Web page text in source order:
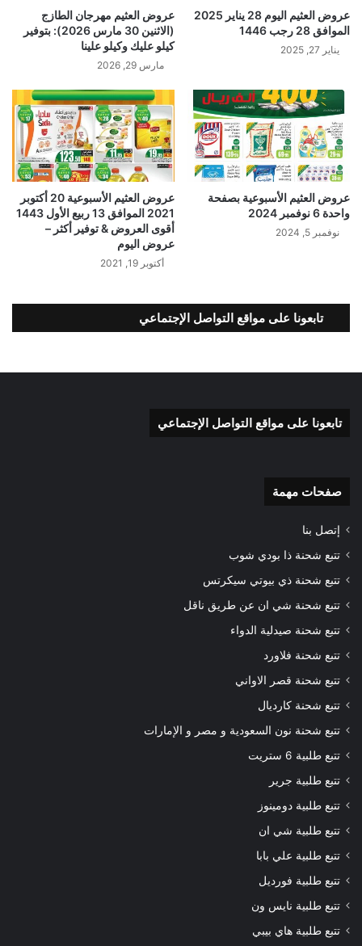
عروض العثيم اليوم 28 يناير 2025
الموافق 28 رجب 1446
يناير 27, 2025
عروض العثيم مهرجان الطازج
(الاثنين 30 مارس 2026): بتوفير
كيلو عليك وكيلو علينا
مارس 29, 2026
عروض العثيم الأسبوعية بصفحة
واحدة 6 نوفمبر 2024
نوفمبر 5, 2024
عروض العثيم الأسبوعية 20 أكتوبر
2021 الموافق 13 ربيع الأول 1443
أقوى العروض & توفير أكثر –
عروض اليوم
أكتوبر 19, 2021
تابعونا على مواقع التواصل الإجتماعي
تابعونا على مواقع التواصل الإجتماعي
صفحات مهمة
إتصل بنا
تتبع شحنة ذا بودي شوب
تتبع شحنة ذي بيوتي سيكرتس
تتبع شحنة شي ان عن طريق ناقل
تتبع شحنة صيدلية الدواء
تتبع شحنة فلاورد
تتبع شحنة قصر الاواني
تتبع شحنة كارديال
تتبع شحنة نون السعودية و مصر و الإمارات
تتبع طلبية 6 ستريت
تتبع طلبية جرير
تتبع طلبية دومينوز
تتبع طلبية شي ان
تتبع طلبية علي بابا
تتبع طلبية فورديل
تتبع طلبية نايس ون
تتبع طلبية هاي بيبي